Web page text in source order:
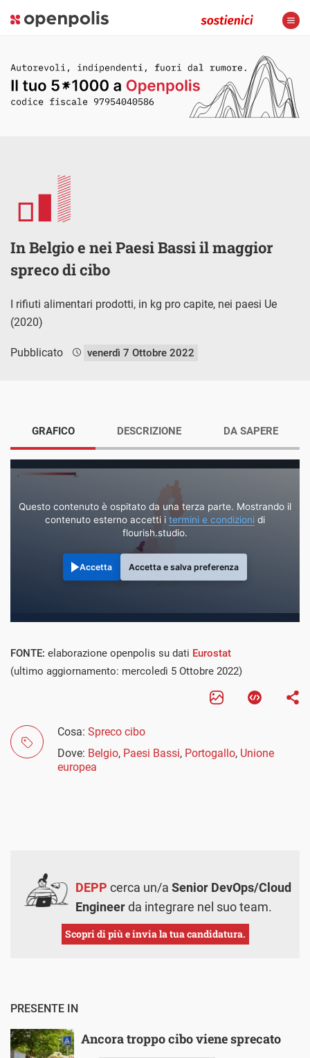
In Belgio e nei Paesi Bassi il maggior
spreco di cibo
I rifiuti alimentari prodotti, in kg pro capite, nei paesi Ue
(2020)
Pubblicato venerdì 7 Ottobre 2022
GRAFICO
Questo contenuto è ospitato da una terza parte. Mostrando il
contenuto esterno accetti i termini e condizioni di
flourish.studio.
Accetta Accetta e salva preferenza
DESCRIZIONE DA SAPERE
FONTE: elaborazione openpolis su dati Eurostat
(ultimo aggiornamento: mercoledì 5 Ottobre 2022)
Cosa: Spreco cibo
Dove: Belgio, Paesi Bassi, Portogallo, Unione
europea
DEPP cerca un/a Senior DevOps/Cloud
Engineerda integrare nel suo team.
Scopri di più e invia la tua candidatura.
PRESENTE IN
Ancora troppo cibo viene sprecato